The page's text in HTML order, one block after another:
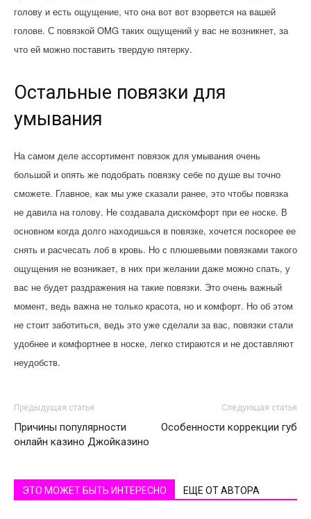
голову и есть ощущение, что она вот вот взорвется на вашей
голове. С повязкой OMG таких ощущений у вас не возникнет, за
что ей можно поставить твердую пятерку.
Остальные повязки для
умывания
На самом деле ассортимент повязок для умывания очень
большой и опять же подобрать повязку себе по душе вы точно
сможете. Главное, как мы уже сказали ранее, это чтобы повязка
не давила на голову. Не создавала дискомфорт при ее носке. В
основном когда долго находишься в повязке, хочется поскорее ее
снять и расчесать лоб в кровь. Но с плюшевыми повязками такого
ощущения не возникает, в них при желании даже можно спать, у
вас не будет раздражения на такие повязки. Это очень важный
момент, ведь важна не только красота, но и комфорт. Но об этом
не стоит заботиться, ведь это уже сделали за вас, повязки стали
удобнее и комфортнее в носке, легко стираются и не доставляют
неудобств.
Предыдущая статья
Причины популярности
онлайн казино Джойказино
Следующая статья
Особенности коррекции губ
ЭТО МОЖЕТ БЫТЬ ИНТЕРЕСНО ЕЩЕ ОТ АВТОРА